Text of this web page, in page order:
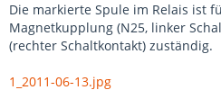
Die markierte Spule im Relais ist
Magnetkupplung (N25, linker
(rechter Schaltkontakt) zuständig.
1_2011-06-13.jpg